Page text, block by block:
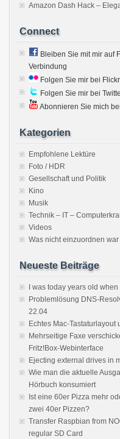
Amazon Dash Hack –
Connect
Bleiben Sie mit mir auf
Verbindung
Folgen Sie mir bei Flickr
Folgen Sie mir bei
Abonnieren Sie mich
Kategorien
Empfohlene Lektüre
Foto / HDR
Gesellschaft und Politik
Kino
Musik
Technik – IT –
Videos
Was nicht einzuordnen war
Neueste Beiträge
I was today years old when
Problemlösung DNS-
22.04
Echtes Mac-Tastaturlayout
Mehrseitige Faxe
Fritz!Box-Webinterface
Ejecting external drives in
Wie man die aktuelle
Hörbuch konsumiert
Ist eine 60er Pizza mehr
zwei 40er Pizzen?
Transfer Raspbian from
regular SD Card